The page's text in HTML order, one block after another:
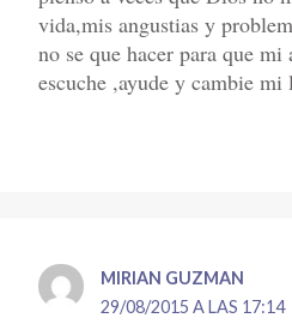
vida,mis angustias y
no se que hacer para que
escuche ,ayude y cambie
MIRIAN GUZMAN
29/08/2015 A LAS 17:14